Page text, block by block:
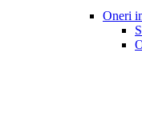
Oneri